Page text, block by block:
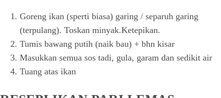
Goreng ikan (sperti biasa) garing / separuh garing
(terpulang). Toskan minyak.Ketepikan.
Tumis bawang putih (naik bau) + bhn kisar
Masukkan semua sos tadi, gula, garam dan sedikit air
Tuang atas ikan